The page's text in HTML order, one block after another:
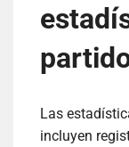
Las
incluyen